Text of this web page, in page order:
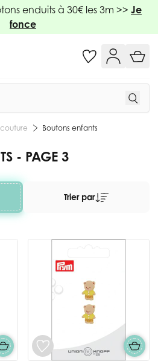
enduits à 30€ les 3m >> Je
fonce
Boutons enfants
- PAGE 3
Trier par